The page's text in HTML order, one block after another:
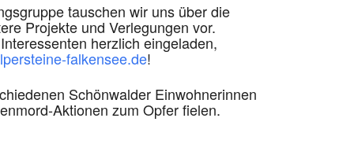
tauschen wir uns über die
Projekte und Verlegungen vor.
herzlich eingeladen,
falkensee.de!
Schönwalder Einwohnerinnen
Aktionen zum Opfer fielen.